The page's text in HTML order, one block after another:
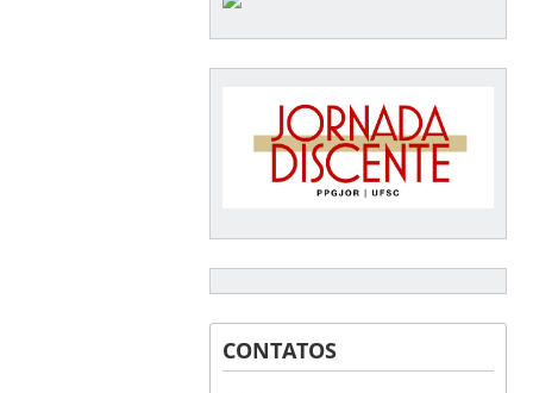
CONTATOS